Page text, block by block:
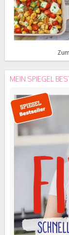
MEIN SPIEGEL